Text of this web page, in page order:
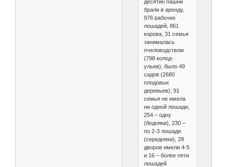
десятин пашни
брали в аренду,
976 рабочих
лошадей, 861
корова, 31 семья
занималась
пчеловодством
(798 колод-
ульев), было 49
садов (2680
плодовых
деревьев); 91
семья не имела
ни одной лошади,
254 – одну
(бедняки), 230 –
по 2-3 лошади
(середняки), 28
дворов имели 4-5
и 16 – более пяти
лошадей